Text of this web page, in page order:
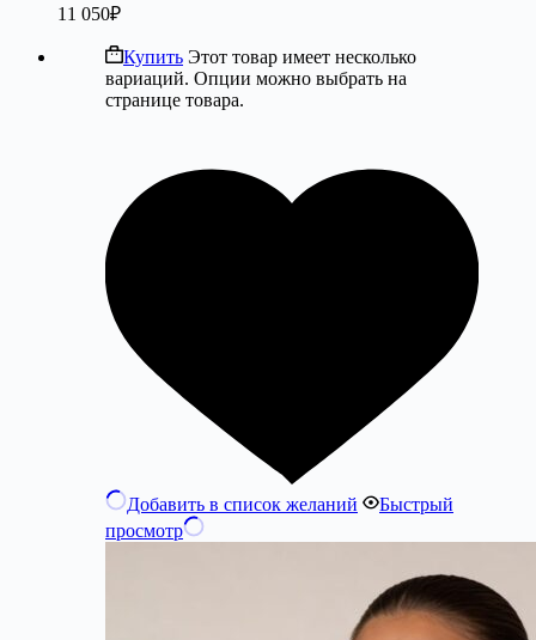
11 050₽
Купить Этот товар имеет несколько
вариаций. Опции можно выбрать на
странице товара.
Добавить в список желаний
Быстрый
просмотр